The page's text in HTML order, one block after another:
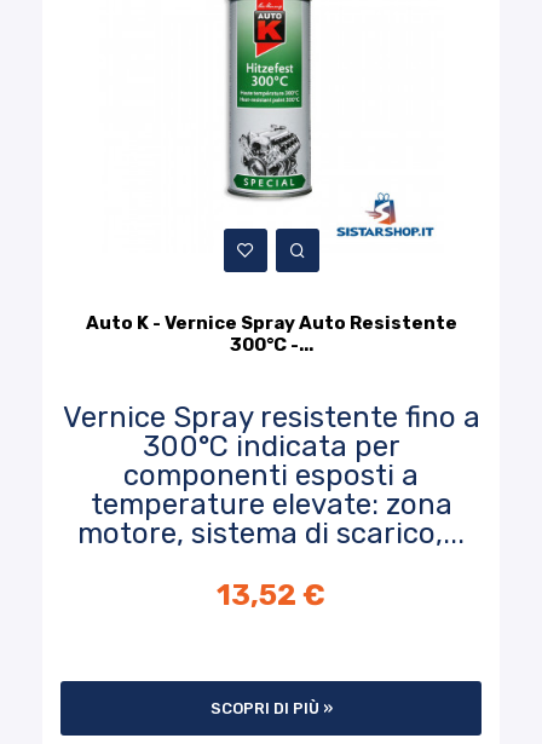
Auto K - Vernice Spray Auto Resistente
300°C -...
Vernice Spray resistente fino a
300°C indicata per
componenti esposti a
temperature elevate: zona
motore, sistema di scarico,...
13,52 €
SCOPRI DI PIÙ »